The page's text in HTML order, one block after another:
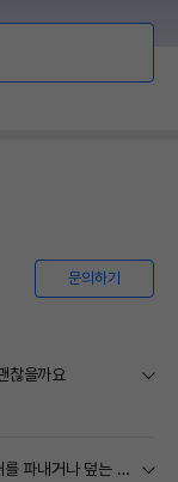
문의하기
찮을까요
무게말고. 냥이들의 발톱에 찢기진 않나요? 모래를 파내거나 덮는 행동을 할때.